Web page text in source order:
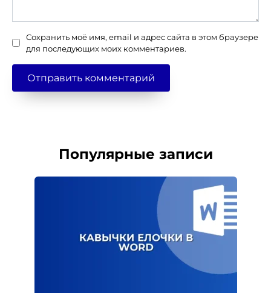
Сохранить моё имя, email и адрес сайта в этом браузере
для последующих моих комментариев.
Популярные записи